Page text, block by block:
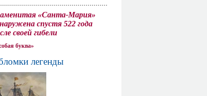
«Санта-Мария»
спустя 522 года
своей гибели
буква»
легенды